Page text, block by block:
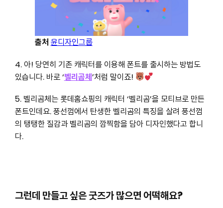
출처 윤디자인그룹
4. 아! 당연히 기존 캐릭터를 이용해 폰트를 출시하는 방법도
있습니다. 바로 ‘벨리곰체’처럼 말이죠!
5. 벨리곰체는 롯데홈쇼핑의 캐릭터 ‘벨리곰’을 모티브로 만든
폰트인데요. 풍선껌에서 탄생한 벨리곰의 특징을 살려 풍선껌
의 탱탱한 질감과 벨리곰의 깜찍함을 담아 디자인했다고 합니
다.
그런데 만들고 싶은 굿즈가 많으면 어떡해요?